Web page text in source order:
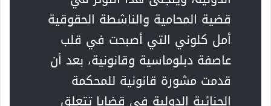
قضية المحامية والناشطة الحقوقية
أمل كلوني التي أصبحت في قلب
عاصفة دبلوماسية وقانونية، بعد أن
قدمت مشورة قانونية للمحكمة
الجنائية الدولية في قضايا تتعلق